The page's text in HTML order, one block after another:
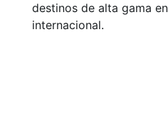
destinos de alta gama
internacional.